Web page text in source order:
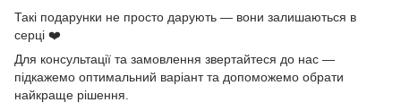
Такі подарунки не просто дарують — вони залишаються в
серці ❤️
Для консультації та замовлення звертайтеся до нас —
підкажемо оптимальний варіант та допоможемо обрати
найкраще рішення.